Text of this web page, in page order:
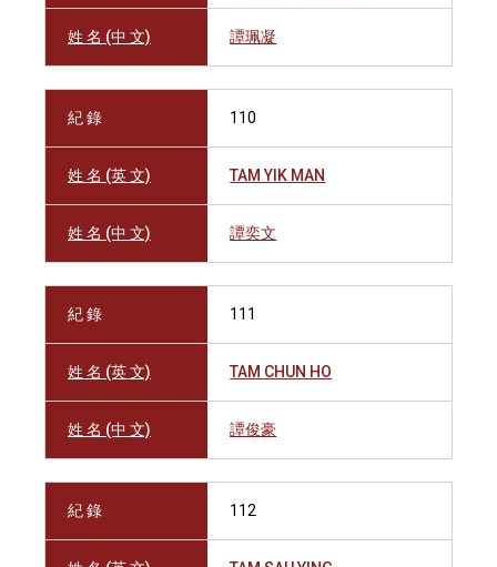
姓 名 (中 文) 譚珮凝
紀 錄 110
姓 名 (英 文) TAM YIK MAN
姓 名 (中 文) 譚奕文
紀 錄 111
姓 名 (英 文) TAM CHUN HO
姓 名 (中 文) 譚俊豪
紀 錄 112